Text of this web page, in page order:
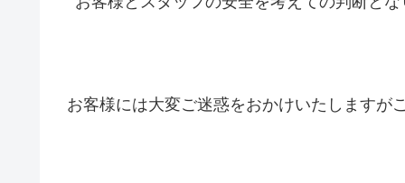
お客様には大変ご迷惑をおかけいたしますが